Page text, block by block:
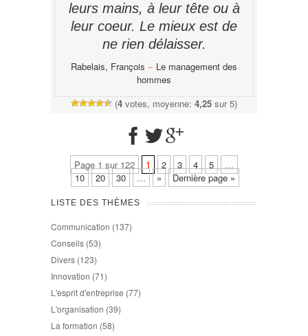
leurs mains, à leur tête ou à
leur coeur. Le mieux est de
ne rien délaisser.
Rabelais, François − Le management des
hommes
(4 votes, moyenne: 4,25 sur 5)
Page 1 sur 122 1 2 3 4 5
…
10
20 30 … » Dernière page »
LISTE DES THÈMES
Communication (137)
Conseils (53)
Divers (123)
Innovation (71)
L'esprit d'entreprise (77)
L'organisation (39)
La formation (58)